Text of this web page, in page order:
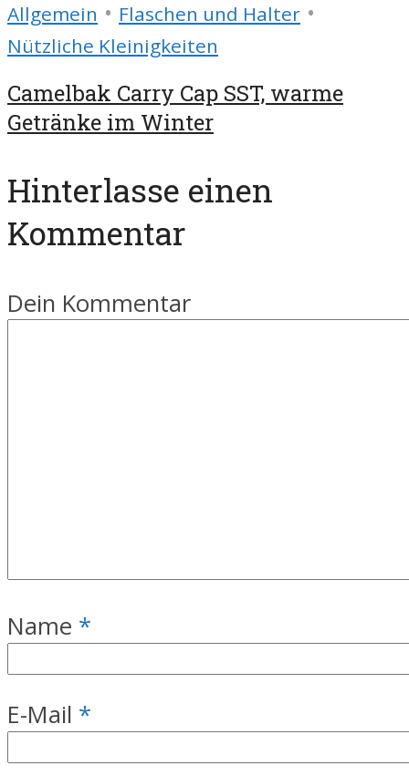
Allgemein • Flaschen und Halter •
Nützliche Kleinigkeiten
Camelbak Carry Cap SST, warme
Getränke im Winter
Hinterlasse einen
Kommentar
Dein Kommentar
Name *
E-Mail *